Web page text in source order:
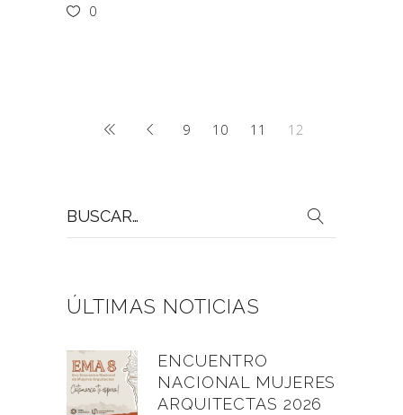
0
9 10 11 12
por:
ÚLTIMAS NOTICIAS
ENCUENTRO
NACIONAL MUJERES
ARQUITECTAS 2026